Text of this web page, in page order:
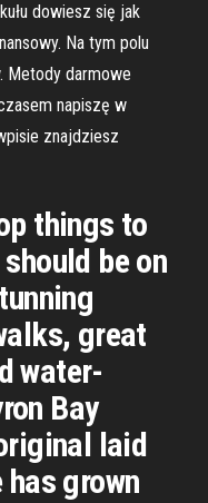
dowiesz się jak
Na tym polu
Metody darmowe
napiszę w
znajdziesz
things to
be on
great
water-
Bay
laid
grown